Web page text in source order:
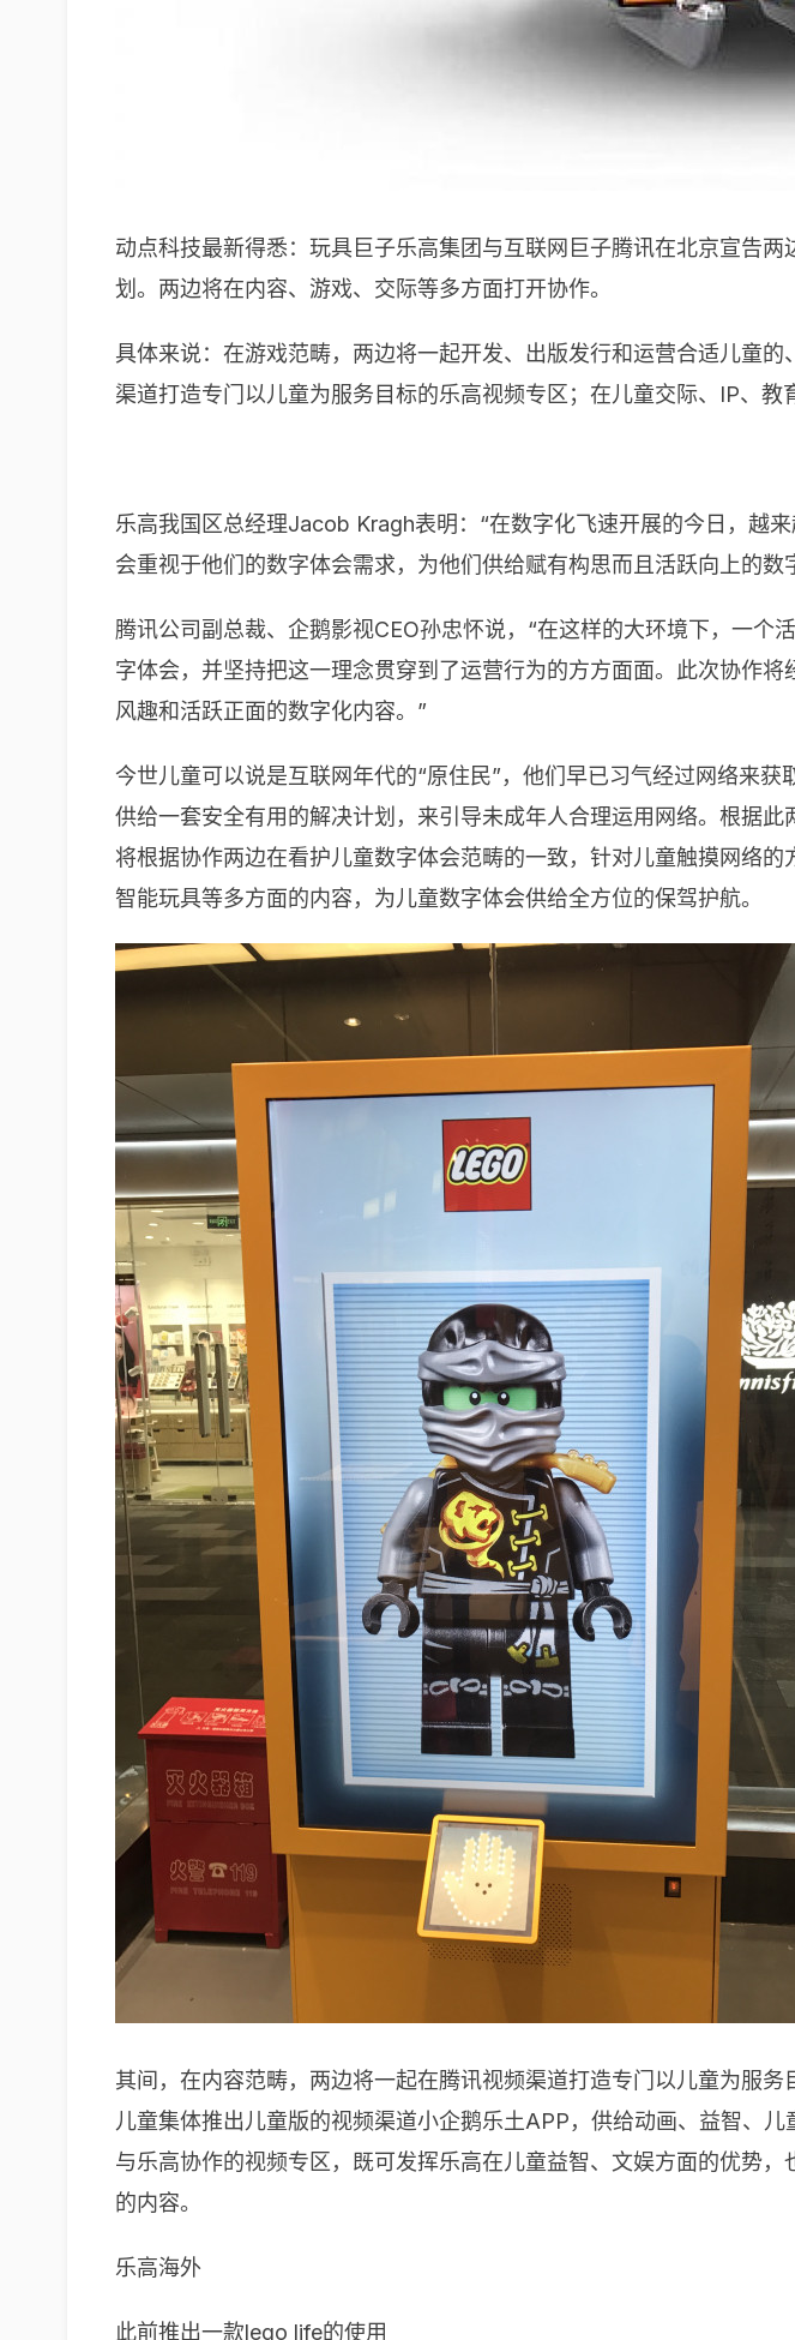
动点科技最新得悉：玩具巨子乐高集团与互联网巨子腾讯在北京宣告
划。两边将在内容、游戏、交际等多方面打开协作。
具体来说：在游戏范畴，两边将一起开发、出版发行和运营合适儿童
渠道打造专门以儿童为服务目标的乐高视频专区；在儿童交际、IP、
乐高我国区总经理Jacob Kragh表明：“在数字化飞速开展的今日，越
会重视于他们的数字体会需求，为他们供给赋有构思而且活跃向上的
腾讯公司副总裁、企鹅影视CEO孙忠怀说，“在这样的大环境下，一
字体会，并坚持把这一理念贯穿到了运营行为的方方面面。此次协作
风趣和活跃正面的数字化内容。”
今世儿童可以说是互联网年代的“原住民”，他们早已习气经过网络来
供给一套安全有用的解决计划，来引导未成年人合理运用网络。根据
将根据协作两边在看护儿童数字体会范畴的一致，针对儿童触摸网络
智能玩具等多方面的内容，为儿童数字体会供给全方位的保驾护航。
其间，在内容范畴，两边将一起在腾讯视频渠道打造专门以儿童为服
儿童集体推出儿童版的视频渠道小企鹅乐土APP，供给动画、益智、
与乐高协作的视频专区，既可发挥乐高在儿童益智、文娱方面的优势
的内容。
乐高海外
此前推出一款lego life的使用